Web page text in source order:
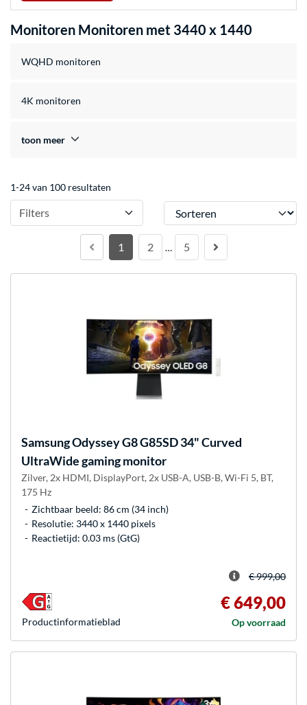
Monitoren Monitoren met 3440 x 1440
WQHD monitoren
4K monitoren
toon meer
1-24 van 100 resultaten
Filters Sorteren
1 2 … 5
SamsungOdyssey G8 G85SD 34" Curved
UltraWide gaming monitor
Zilver, 2x HDMI, DisplayPort, 2x USB-A, USB-B, Wi-Fi 5, BT,
175 Hz
Zichtbaar beeld: 86 cm (34 inch)
Resolutie: 3440 x 1440 pixels
Reactietijd: 0.03 ms (GtG)
€ 999,00
€ 649,00
Op voorraad
Product­informatieblad